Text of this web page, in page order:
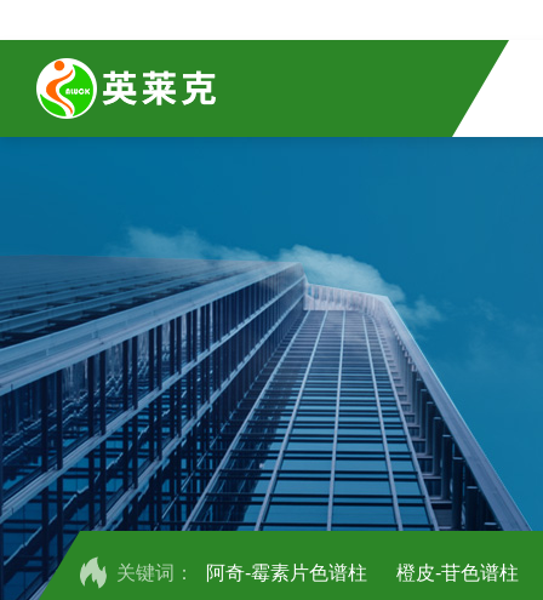
关键词： 阿奇-霉素片色谱柱 橙皮-苷色谱柱